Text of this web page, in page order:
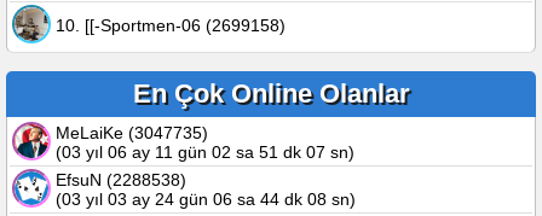
10. [[-Sportmen-06 (2699158)
En Çok Online Olanlar
MeLaiKe (3047735)
(03 yıl 06 ay 11 gün 02 sa 51 dk 07 sn)
EfsuN (2288538)
(03 yıl 03 ay 24 gün 06 sa 44 dk 08 sn)